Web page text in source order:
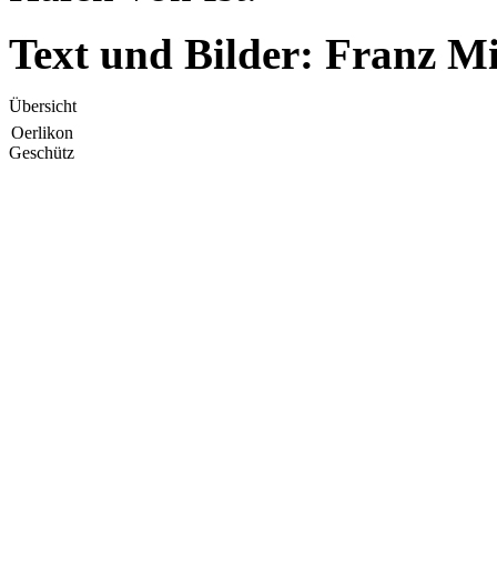
Text und Bilder: Franz
Übersicht
Oerlikon
Geschütz